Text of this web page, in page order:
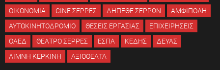
ΟΙΚΟΝΟΜΙΑ
CINE ΣΕΡΡΕΣ ΔΗΠΕΘΕ ΣΕΡΡΩΝ
ΑΜΦΙΠΟΛΗ
ΑΥΤΟΚΙΝΗΤΟΔΡΟΜΙΟ
ΘΕΣΕΙΣ ΕΡΓΑΣΙΑΣ
ΕΠΙΧΕΙΡΗΣΕΙΣ
ΟΑΕΔ
ΘΕΑΤΡΟ ΣΕΡΡΕΣ ΕΣΠΑ ΚΕΔΗΣ
ΔΕΥΑΣ
ΛΙΜΝΗ ΚΕΡΚΙΝΗ
ΑΞΙΟΘΕΑΤΑ